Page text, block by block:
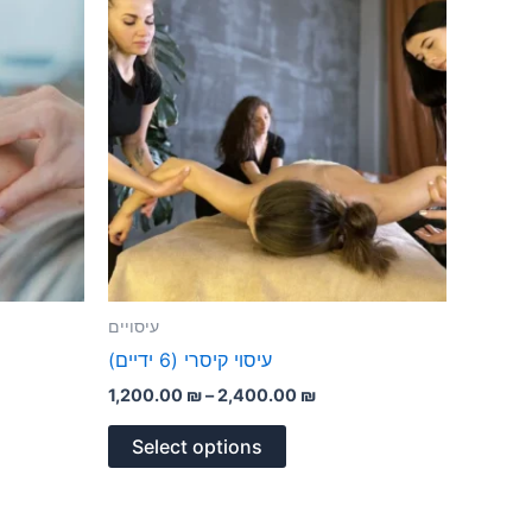
עיסויים
עיסוי קיסרי (6 ידיים)
1,200.00 ₪–2,400.00 ₪
1,200.00 ₪
2,400.00 ₪
Select options
multiple
The
options
may
be
chosen